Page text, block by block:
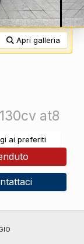
Apri galleria
at8
ai preferiti